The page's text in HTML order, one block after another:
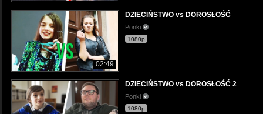
02:49
DZIECIŃSTWO vs DOROSŁOŚĆ
Ponki
1080p
DZIECIŃSTWO vs DOROSŁOŚĆ 2
Ponki
1080p